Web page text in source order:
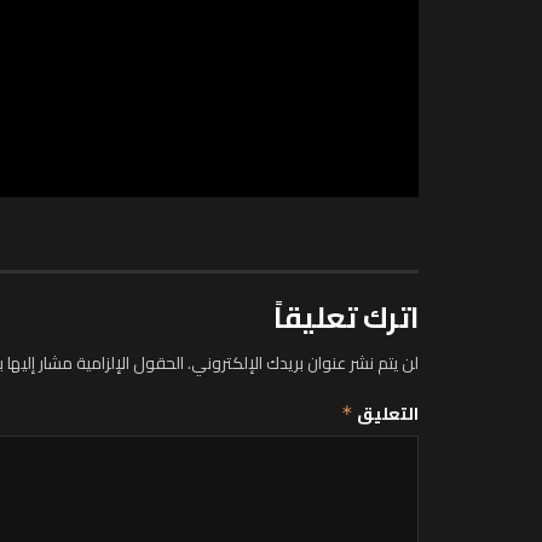
اترك تعليقاً
لن يتم نشر عنوان بريدك الإلكتروني.الحقول الإلزامية مشار إليها
التعليق *